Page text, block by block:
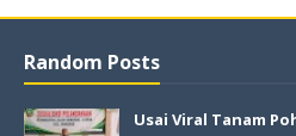
Random Posts
Usai Viral Tanam